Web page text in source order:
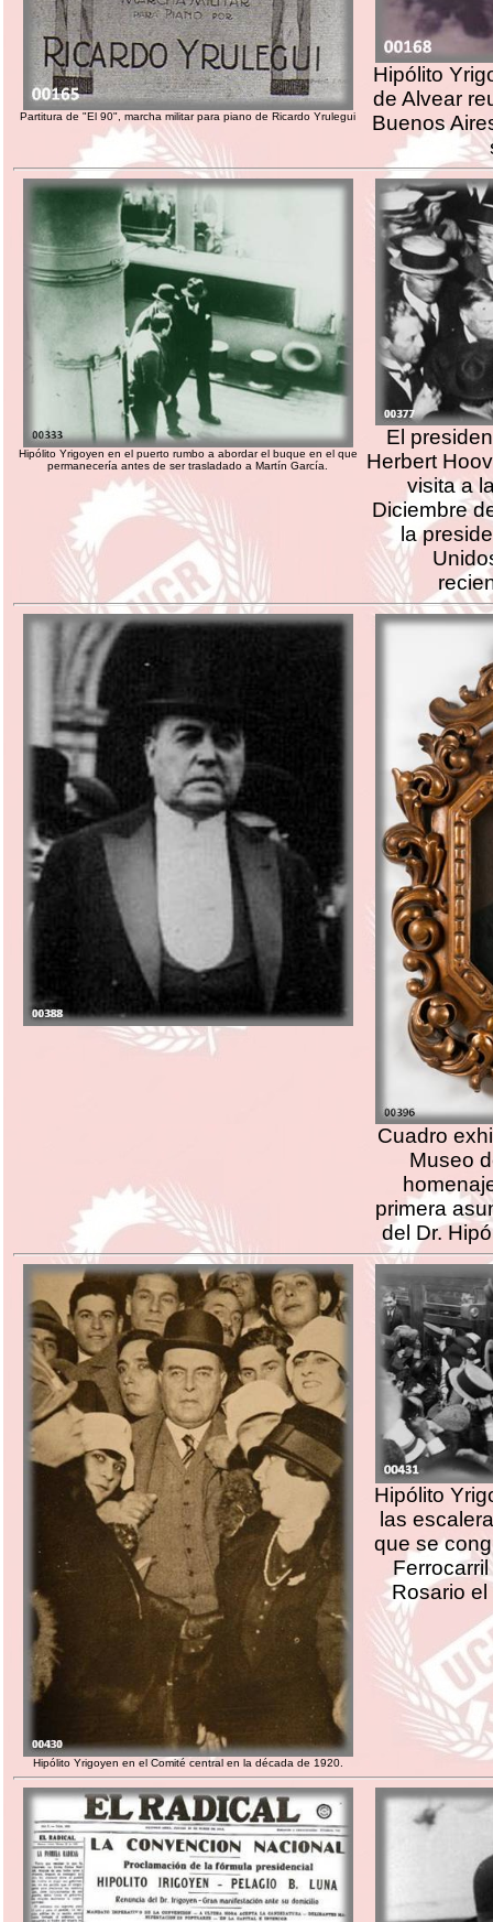
Partitura de "El 90", marcha militar para piano de Ricardo Yrulegui
Hipólito
de Alvear
Buenos
Hipólito Yrigoyen en el puerto rumbo a abordar el buque en el que
permanecería antes de ser trasladado a Martín García.
El
Herbert
visita a
Diciembre
la
Cuadro
Museo
primera
del Dr.
Hipólito Yrigoyen en el Comité central en la década de 1920.
Hipólito
las
que se
Rosario el